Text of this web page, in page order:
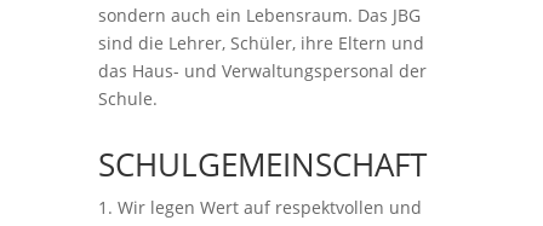
sondern auch ein Lebensraum. Das JBG
sind die Lehrer, Schüler, ihre Eltern und
das Haus- und Verwaltungspersonal der
Schule.
SCHULGEMEINSCHAFT
Wir legen Wert auf respektvollen und